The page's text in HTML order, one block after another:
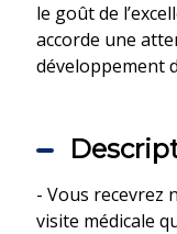
le goût de
accorde une
développement
- Vous recevrez
visite médicale